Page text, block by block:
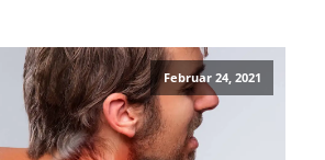
Februar 24, 2021